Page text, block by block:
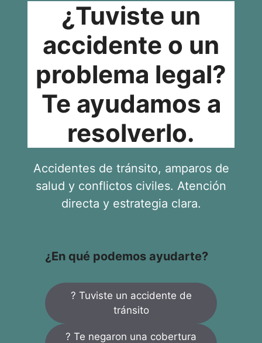
¿Tuviste un
accidente o un
problema legal?
Te ayudamos a
resolverlo.
Accidentes de tránsito, amparos de
salud y conflictos civiles. Atención
directa y estrategia clara.
¿En qué podemos ayudarte?
? Tuviste un accidente de
tránsito
? Te negaron una cobertura